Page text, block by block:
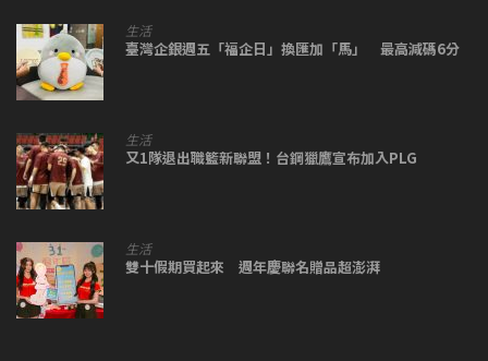
生活
臺灣企銀週五「福企日」換匯加「馬」 最高減碼6分
生活
又1隊退出職籃新聯盟！台鋼獵鷹宣布加入PLG
生活
雙十假期買起來 週年慶聯名贈品超澎湃